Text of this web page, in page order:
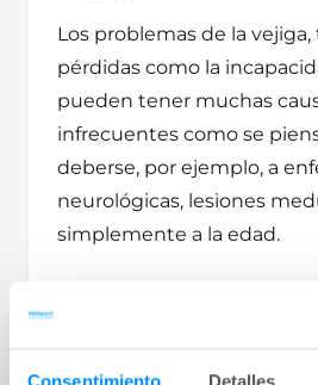
Consentimiento Detalles
Los problemas de la
pérdidas como la
pueden tener muchas
infrecuentes como se
deberse, por ejemplo, a
neurológicas, lesiones
simplemente a la edad.
En esta sección
causas y sus posibles